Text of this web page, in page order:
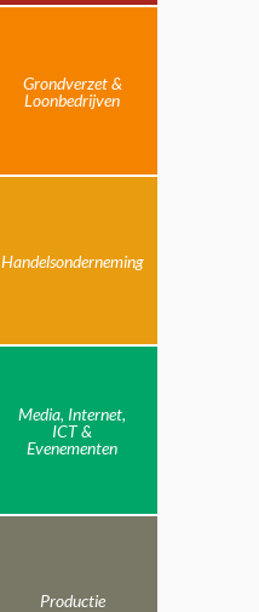
Grondverzet &
Loonbedrijven
Handelsonderneming
Media, Internet,
ICT &
Evenementen
Productie